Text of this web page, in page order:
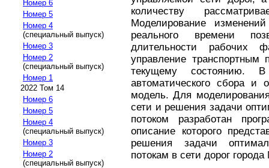
Номер 6
Номер 5
Номер 4
(специальный выпуск)
Номер 3
Номер 2
(специальный выпуск)
Номер 1
2022 Том 14
Номер 6
Номер 5
Номер 4
(специальный выпуск)
Номер 3
Номер 2
(специальный выпуск)
количеству
Моделирование
реального времени
длительности рабочих
управление транспортным
текущему состоянию.
автоматического сбора и
модель. Для
сети и решения задачи
потоком разработан
описание которого
решения задачи
потокам в сети дорог